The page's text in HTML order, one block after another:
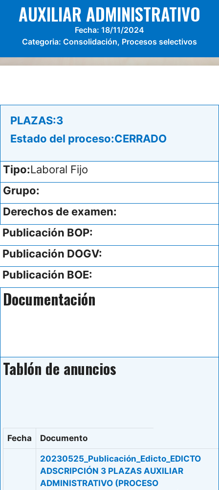
AUXILIAR ADMINISTRATIVO
Fecha: 18/11/2024
Categoria: Consolidación, Procesos selectivos
PLAZAS:3
Estado del proceso:CERRADO
Tipo:Laboral Fijo
Grupo:
Derechos de examen:
Publicación BOP:
Publicación DOGV:
Publicación BOE:
Documentación
Tablón de anuncios
Fecha Documento
20230525_Publicación_Edicto_EDICTO
ADSCRIPCIÓN 3 PLAZAS AUXILIAR
ADMINISTRATIVO (PROCESO